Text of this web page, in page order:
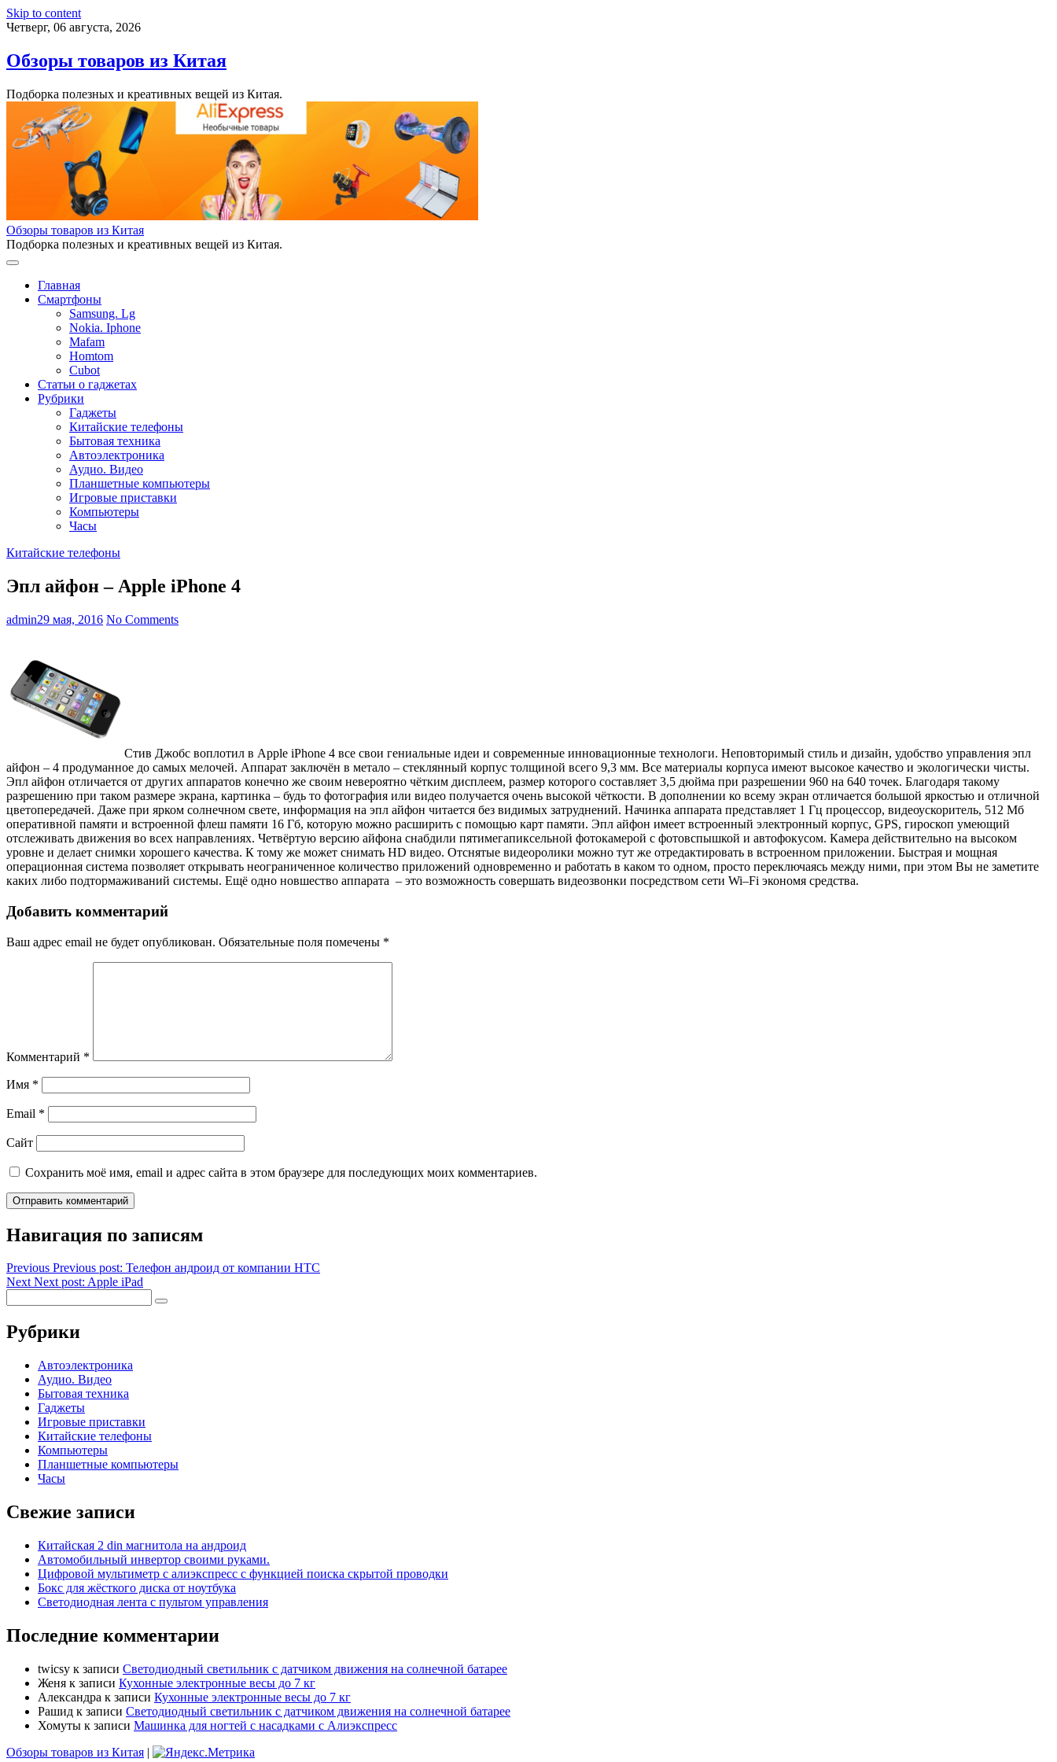
Skip to content
Четверг, 06 августа, 2026
Обзоры товаров из Китая
Подборка полезных и креативных вещей из Китая.
Обзоры товаров из Китая
Подборка полезных и креативных вещей из Китая.
Главная
Смартфоны
Samsung. Lg
Nokia. Iphone
Mafam
Homtom
Cubot
Статьи о гаджетах
Рубрики
Гаджеты
Китайские телефоны
Бытовая техника
Автоэлектроника
Аудио. Видео
Планшетные компьютеры
Игровые приставки
Компьютеры
Часы
Китайские телефоны
Эпл айфон – Apple iPhone 4
admin29 мая, 2016 No Comments
Стив Джобс воплотил в Apple iPhone 4 все свои гениальные идеи и современные инновационные технологи. Неповторимый стиль и дизайн, удобство управления эпл
айфон – 4 продуманное до самых мелочей. Аппарат заключён в метало – стеклянный корпус толщиной всего 9,3 мм. Все материалы корпуса имеют высокое качество и экологически чисты.
Эпл айфон отличается от других аппаратов конечно же своим невероятно чётким дисплеем, размер которого составляет 3,5 дюйма при разрешении 960 на 640 точек. Благодаря такому
разрешению при таком размере экрана, картинка – будь то фотография или видео получается очень высокой чёткости. В дополнении ко всему экран отличается большой яркостью и отличной
цветопередачей. Даже при ярком солнечном свете, информация на эпл айфон читается без видимых затруднений. Начинка аппарата представляет 1 Гц процессор, видеоускоритель, 512 Мб
оперативной памяти и встроенной флеш памяти 16 Гб, которую можно расширить с помощью карт памяти. Эпл айфон имеет встроенный электронный корпус, GPS, гироскоп умеющий
отслеживать движения во всех направлениях. Четвёртую версию айфона снабдили пятимегапиксельной фотокамерой с фотовспышкой и автофокусом. Камера действительно на высоком
уровне и делает снимки хорошего качества. К тому же может снимать HD видео. Отснятые видеоролики можно тут же отредактировать в встроенном приложении. Быстрая и мощная
операционная система позволяет открывать неограниченное количество приложений одновременно и работать в каком то одном, просто переключаясь между ними, при этом Вы не заметите
каких либо подтормаживаний системы. Ещё одно новшество аппарата – это возможность совершать видеозвонки посредством сети Wi–Fi экономя средства.
Добавить комментарий
Ваш адрес email не будет опубликован. Обязательные поля помечены *
Комментарий *
Имя *
Email *
Сайт
Сохранить моё имя, email и адрес сайта в этом браузере для последующих моих комментариев.
Навигация по записям
Previous Previous post: Телефон андроид от компании HTC
Next Next post: Apple iPad
Рубрики
Автоэлектроника
Аудио. Видео
Бытовая техника
Гаджеты
Игровые приставки
Китайские телефоны
Компьютеры
Планшетные компьютеры
Часы
Свежие записи
Китайская 2 din магнитола на андроид
Автомобильный инвертор своими руками.
Цифровой мультиметр с алиэкспресс с функцией поиска скрытой проводки
Бокс для жёсткого диска от ноутбука
Светодиодная лента с пультом управления
Последние комментарии
twicsy к записи Светодиодный светильник с датчиком движения на солнечной батарее
Женя к записи Кухонные электронные весы до 7 кг
Александра к записи Кухонные электронные весы до 7 кг
Рашид к записи Светодиодный светильник с датчиком движения на солнечной батарее
Хомуты к записи Машинка для ногтей с насадками с Алиэкспресс
Обзоры товаров из Китая |